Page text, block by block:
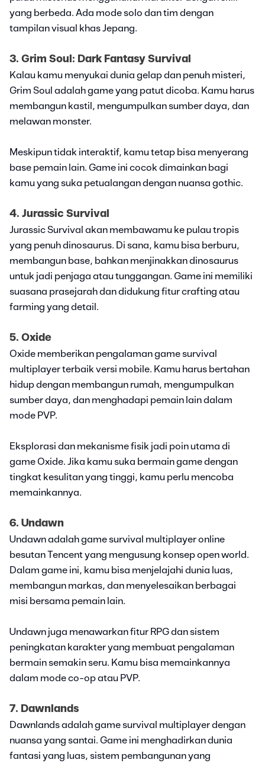
yang berbeda. Ada mode solo dan tim dengan
tampilan visual khas Jepang.
3. Grim Soul: Dark Fantasy Survival
Kalau kamu menyukai dunia gelap dan penuh misteri,
Grim Soul adalah game yang patut dicoba. Kamu harus
membangun kastil, mengumpulkan sumber daya, dan
melawan monster.
Meskipun tidak interaktif, kamu tetap bisa menyerang
base pemain lain. Game ini cocok dimainkan bagi
kamu yang suka petualangan dengan nuansa gothic.
4. Jurassic Survival
Jurassic Survival akan membawamu ke pulau tropis
yang penuh dinosaurus. Di sana, kamu bisa berburu,
membangun base, bahkan menjinakkan dinosaurus
untuk jadi penjaga atau tunggangan. Game ini memiliki
suasana prasejarah dan didukung fitur crafting atau
farming yang detail.
5. Oxide
Oxide memberikan pengalaman game survival
multiplayer terbaik versi mobile. Kamu harus bertahan
hidup dengan membangun rumah, mengumpulkan
sumber daya, dan menghadapi pemain lain dalam
mode PVP.
Eksplorasi dan mekanisme fisik jadi poin utama di
game Oxide. Jika kamu suka bermain game dengan
tingkat kesulitan yang tinggi, kamu perlu mencoba
memainkannya.
6. Undawn
Undawn adalah game survival multiplayer online
besutan Tencent yang mengusung konsep open world.
Dalam game ini, kamu bisa menjelajahi dunia luas,
membangun markas, dan menyelesaikan berbagai
misi bersama pemain lain.
Undawn juga menawarkan fitur RPG dan sistem
peningkatan karakter yang membuat pengalaman
bermain semakin seru. Kamu bisa memainkannya
dalam mode co-op atau PVP.
7. Dawnlands
Dawnlands adalah game survival multiplayer dengan
nuansa yang santai. Game ini menghadirkan dunia
fantasi yang luas, sistem pembangunan yang